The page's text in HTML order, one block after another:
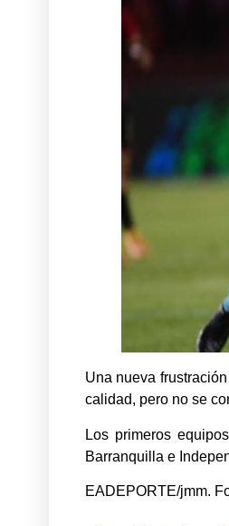
Una nueva
calidad, pero no se
Los primeros
Barranquilla e
EADEPORTE/jmm.